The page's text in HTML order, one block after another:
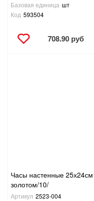
Базовая единица шт
Код 593504
708.90 руб
Часы настенные
золотом/10/
Артикул 2523-004